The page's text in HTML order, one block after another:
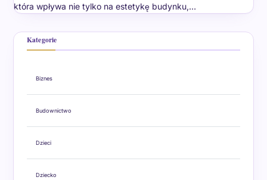
która wpływa nie tylko na estetykę budynku,…
Kategorie
Biznes
Budownictwo
Dzieci
Dziecko